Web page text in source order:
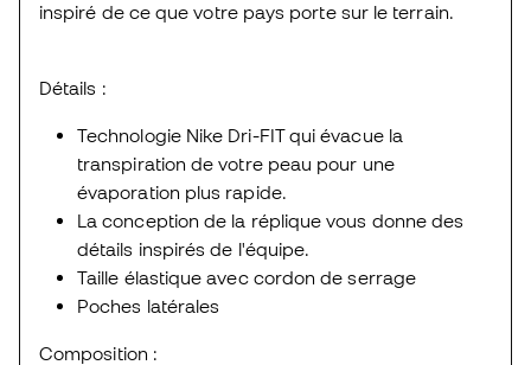
inspiré de ce que votre pays porte sur le terrain.
Détails :
Technologie Nike Dri-FIT qui évacue la
transpiration de votre peau pour une
évaporation plus rapide.
La conception de la réplique vous donne des
détails inspirés de l'équipe.
Taille élastique avec cordon de serrage
Poches latérales
Composition :